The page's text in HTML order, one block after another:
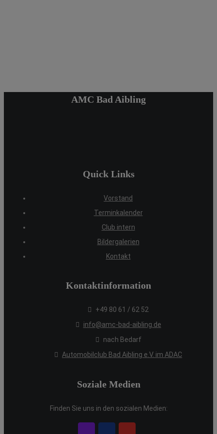
AMC Bad Aibling
Quick Links
Vorstand
Terminkalender
Club intern
Bildergalerien
Kontakt
Kontaktinformation
+49 80 61 / 62 52
info@amc-bad-aibling.de
nach Bedarf
Automobilclub Bad Aibling e.V. im ADAC
Soziale Medien
Finden Sie uns in den sozialen Medien: